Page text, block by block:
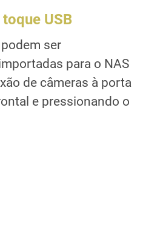
USB
ser
para o NAS
de câmeras à porta
e pressionando o